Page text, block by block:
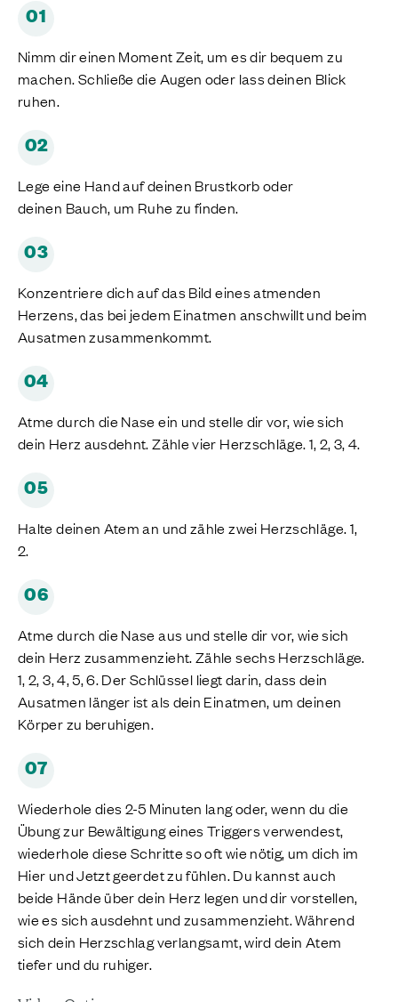
01
Nimm dir einen Moment Zeit, um es dir bequem zu
machen. Schließe die Augen oder lass deinen Blick
ruhen.
02
Lege eine Hand auf deinen Brustkorb oder
deinen Bauch, um Ruhe zu finden.
03
Konzentriere dich auf das Bild eines atmenden
Herzens, das bei jedem Einatmen anschwillt und beim
Ausatmen zusammenkommt.
04
Atme durch die Nase ein und stelle dir vor, wie sich
dein Herz ausdehnt. Zähle vier Herzschläge. 1, 2, 3, 4.
05
Halte deinen Atem an und zähle zwei Herzschläge. 1,
2.
06
Atme durch die Nase aus und stelle dir vor, wie sich
dein Herz zusammenzieht. Zähle sechs Herzschläge.
1, 2, 3, 4, 5, 6. Der Schlüssel liegt darin, dass dein
Ausatmen länger ist als dein Einatmen, um deinen
Körper zu beruhigen.
07
Wiederhole dies 2-5 Minuten lang oder, wenn du die
Übung zur Bewältigung eines Triggers verwendest,
wiederhole diese Schritte so oft wie nötig, um dich im
Hier und Jetzt geerdet zu fühlen. Du kannst auch
beide Hände über dein Herz legen und dir vorstellen,
wie es sich ausdehnt und zusammenzieht. Während
sich dein Herzschlag verlangsamt, wird dein Atem
tiefer und du ruhiger.